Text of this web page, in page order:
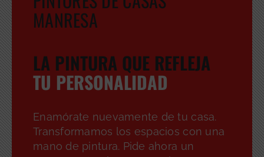
MANRESA
LA PINTURA QUE REFLEJA
TU PERSONALIDAD
Enamórate nuevamente de tu casa.
Transformamos los espacios con una
mano de pintura. Pide ahora un